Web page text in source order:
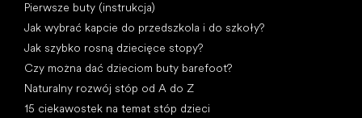
Pierwsze buty (instrukcja)
Jak wybrać kapcie do przedszkola i do szkoły?
Jak szybko rosną dziecięce stopy?
Czy można dać dzieciom buty barefoot?
Naturalny rozwój stóp od A do Z
15 ciekawostek na temat stóp dzieci